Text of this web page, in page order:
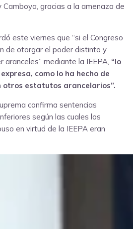
gracias a la amenaza de
este viernes que “si el Congreso
de otorgar el poder distinto y
mediante la IEEPA, “lo
como lo ha hecho de
estatutos arancelarios”.
confirma sentencias
según las cuales los
en virtud de la IEEPA eran